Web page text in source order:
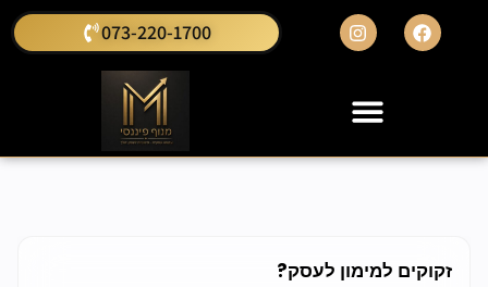
073-220-1700
זקוקים למימון לעסק?